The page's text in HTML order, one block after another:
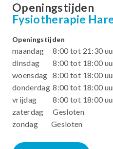
Openingstijden
Fysiotherapie
Openingstijden
maandag
8:00 tot 21:30
dinsdag
8:00 tot 18:00
woensdag 8:00 tot 18:00
donderdag 8:00 tot 18:00
vrijdag
8:00 tot 18:00
zaterdag
Gesloten
zondag
Gesloten